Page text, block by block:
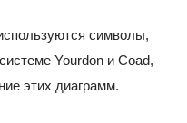
символы,
Yourdon и Coad,
этих диаграмм.